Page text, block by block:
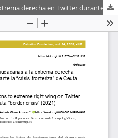
Respuestas ciudadanas a la extrema derecha en Twitter durante la “crisis fronteriza” de Ceuta (2021)